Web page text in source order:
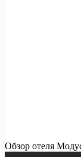
Обзор отеля